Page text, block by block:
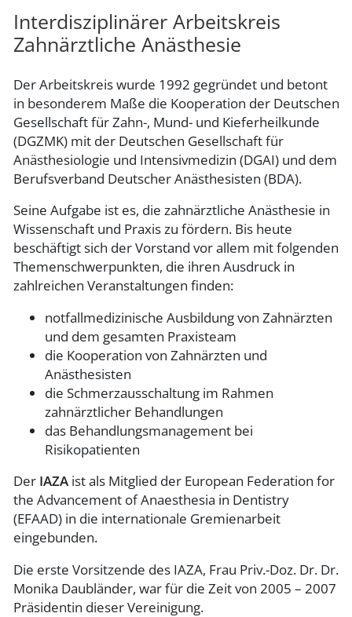
Interdisziplinärer Arbeitskreis
Zahnärztliche Anästhesie
Der Arbeitskreis wurde 1992 gegründet und betont
in besonderem Maße die Kooperation der Deutschen
Gesellschaft für Zahn-, Mund- und Kieferheilkunde
(DGZMK) mit der Deutschen Gesellschaft für
Anästhesiologie und Intensivmedizin (DGAI) und dem
Berufsverband Deutscher Anästhesisten (BDA).
Seine Aufgabe ist es, die zahnärztliche Anästhesie in
Wissenschaft und Praxis zu fördern. Bis heute
beschäftigt sich der Vorstand vor allem mit folgenden
Themenschwerpunkten, die ihren Ausdruck in
zahlreichen Veranstaltungen finden:
notfallmedizinische Ausbildung von Zahnärzten
und dem gesamten Praxisteam
die Kooperation von Zahnärzten und
Anästhesisten
die Schmerzausschaltung im Rahmen
zahnärztlicher Behandlungen
das Behandlungsmanagement bei
Risikopatienten
Der IAZA ist als Mitglied der European Federation for
the Advancement of Anaesthesia in Dentistry
(EFAAD) in die internationale Gremienarbeit
eingebunden.
Die erste Vorsitzende des IAZA, Frau Priv.-Doz. Dr. Dr.
Monika Daubländer, war für die Zeit von 2005 – 2007
Präsidentin dieser Vereinigung.